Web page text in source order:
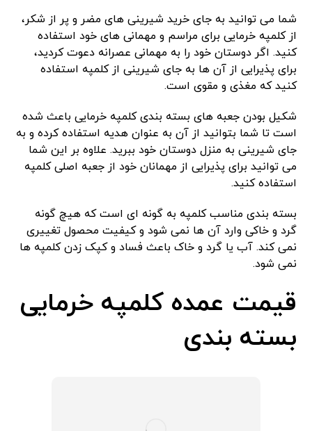
شما می توانید به جای خرید شیرینی های مضر و پر از شکر،
از کلمپه خرمایی برای مراسم و مهمانی های خود استفاده
کنید. اگر دوستان خود را به مهمانی عصرانه دعوت کردید،
برای پذیرایی از آن ها به جای شیرینی از کلمپه استفاده
کنید که مغذی و مقوی است.
شکیل بودن جعبه های بسته بندی کلمپه خرمایی باعث شده
است تا شما بتوانید از آن به عنوان هدیه استفاده کرده و به
جای شیرینی به منزل دوستان خود ببرید. علاوه بر این شما
می توانید برای پذیرایی از مهمانان خود از جعبه اصلی کلمپه
استفاده کنید.
بسته بندی مناسب کلمپه به گونه ای است که هیچ گونه
گرد و خاکی وارد آن ها نمی شود و کیفیت محصول تغییری
نمی کند. آب یا گرد و خاک باعث فساد و کپک زدن کلمپه ها
نمی شود.
قیمت عمده کلمپه خرمایی
بسته بندی